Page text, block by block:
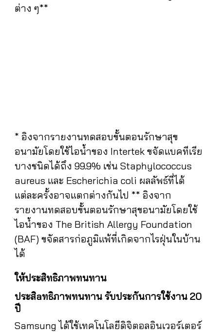
ต่าง ๆ**
* อิงจากรายงานทดสอบขั้นตอนรักษาสุข
อนามัยโดยใช้ไอน้ำของ Intertek ขจัดแบคทีเรีย
บางชนิดได้ถึง 99.9% เช่น Staphylococcus
aureus และ Escherichia coli ผลลัพธ์ที่ได้
แต่ละครั้งอาจแตกต่างกันไป ** อิงจาก
รายงานทดสอบขั้นตอนรักษาสุขอนามัยโดยใช้
ไอน้ำของ The British Allergy Foundation
(BAF) ขจัดสารก่อภูมิแพ้ที่เกิดจากไรฝุ่นในบ้าน
ได้
ให้ประสิทธิภาพทนทาน
ประสิaทธิภาพทนทาน รับประกันการใช้งาน 20
ปี
Samsung ได้ใช้เทคโนโลยีดิจิตอลอินเวอร์เตอร์